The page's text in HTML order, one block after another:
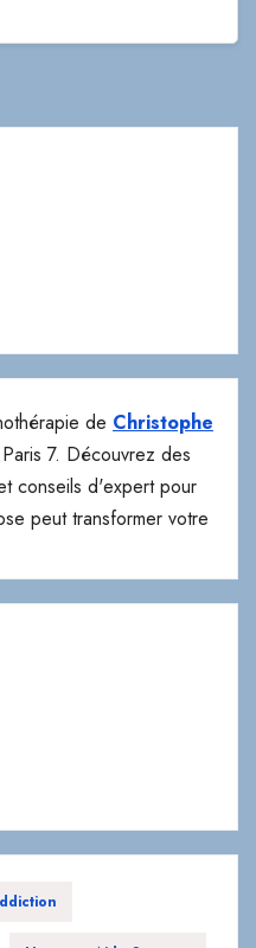
7. Découvrez des
peut transformer votre